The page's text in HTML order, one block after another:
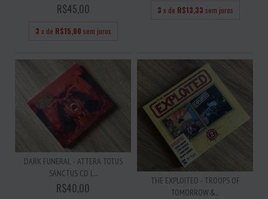
R$45,00
3 x de R$15,00 sem juros
3 x de R$13,33 sem juros
DARK FUNERAL - ATTERA TOTUS
SANCTUS CD L...
R$40,00
THE EXPLOITED - TROOPS OF
TOMORROW &...